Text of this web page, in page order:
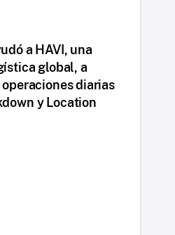
a HAVI, una
global, a
diarias
y Location